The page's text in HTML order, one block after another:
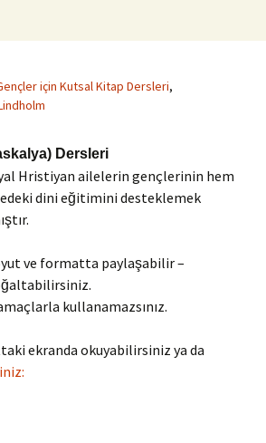
için Kutsal Kitap Dersleri,
Dersleri
Hristiyan ailelerin gençlerinin hem
dini eğitimini desteklemek
ve formatta paylaşabilir –
kullanamazsınız.
ekranda okuyabilirsiniz ya da